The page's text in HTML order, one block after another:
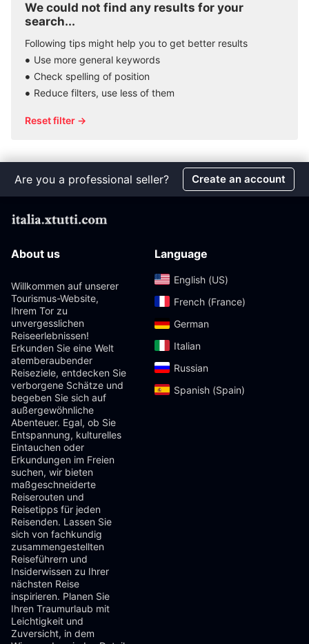
We could not find any results for your
search...
Following tips might help you to get better results
Use more general keywords
Check spelling of position
Reduce filters, use less of them
Reset filter →
Are you a professional seller? Create an account
About us
Willkommen auf unserer
Tourismus-Website,
Ihrem Tor zu
unvergesslichen
Reiseerlebnissen!
Erkunden Sie eine Welt
atemberaubender
Reiseziele, entdecken Sie
verborgene Schätze und
begeben Sie sich auf
außergewöhnliche
Abenteuer. Egal, ob Sie
Entspannung, kulturelles
Eintauchen oder
Erkundungen im Freien
suchen, wir bieten
maßgeschneiderte
Reiserouten und
Reisetipps für jeden
Reisenden. Lassen Sie
sich von fachkundig
zusammengestellten
Reiseführern und
Insiderwissen zu Ihrer
nächsten Reise
inspirieren. Planen Sie
Ihren Traumurlaub mit
Leichtigkeit und
Zuversicht, in dem
Language
English (US)‎
French (France)‎
German‎
Italian‎
Russian‎
Spanish (Spain)‎